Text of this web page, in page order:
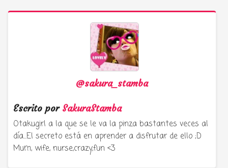
@sakura_stamba
Escrito por SakuraStamba
Otakugirl a la que se le va la pinza bastantes veces al
día...El secreto está en aprender a disfrutar de ello ;D
Mum, wife, nurse,crazy,fun <3